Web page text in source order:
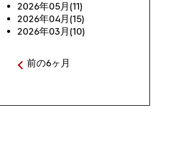
2026年05月(11)
2026年04月(15)
2026年03月(10)
前の6ヶ月